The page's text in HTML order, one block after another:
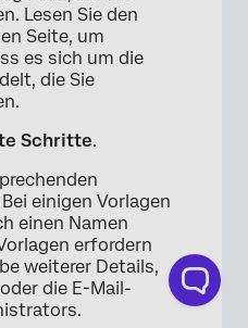
×
Lesen Sie den
Seite, um
es sich um die
die Sie
Schritte.
einigen Vorlagen
einen Namen
erfordern
weiterer Details,
die E-Mail-